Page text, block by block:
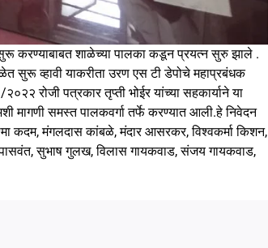
सुरू करण्याबाबत शाळेच्या पालका कडून प्रयत्न सुरु झाले .
सुरू व्हावी याकरीता उरण एस टी डेपोचे महाप्रबंधक
रोजी पत्रकार तृप्ती भोईर यांच्या सहकार्याने या
मागणी समस्त पालकवर्गा तर्फे करण्यात आली.हे निवेदन
कदम, मंगलदास कांबळे, मंदार आसरकर, विश्वकर्मा किशन,
सुभाष गुलख, विलास गायकवाड, संजय गायकवाड,